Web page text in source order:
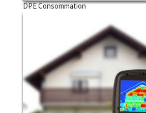
DPE Consommation